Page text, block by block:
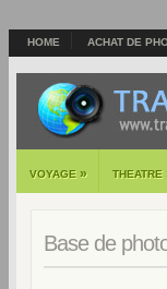
HOME ACHAT DE
VOYAGE » THEATRE
Base de